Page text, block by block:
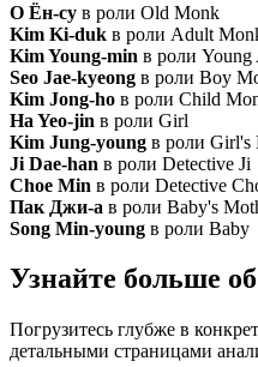
О Ён-су в роли Old Monk
Kim Ki-duk в роли Adult
Kim Young-min в роли
Seo Jae-kyeong в роли Boy
Kim Jong-ho в роли Child
Ha Yeo-jin в роли Girl
Kim Jung-young в роли Girl's
Ji Dae-han в роли Detective Ji
Choe Min в роли Detective
Пак Джи-а в роли Baby's
Song Min-young в роли Baby
Узнайте больше
Погрузитесь глубже в
детальными страницами